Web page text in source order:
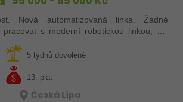
Nová automatizovaná linka. Žádné
5 týdnů dovolené
13. plat
Česká Lípa